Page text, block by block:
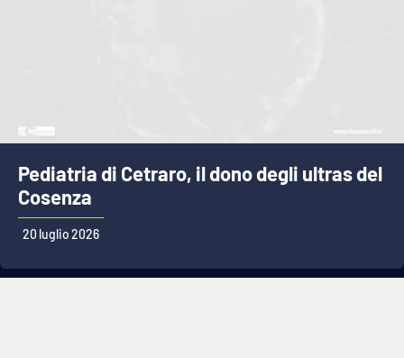
Pediatria di Cetraro, il dono degli ultras del
Cosenza
20 luglio 2026